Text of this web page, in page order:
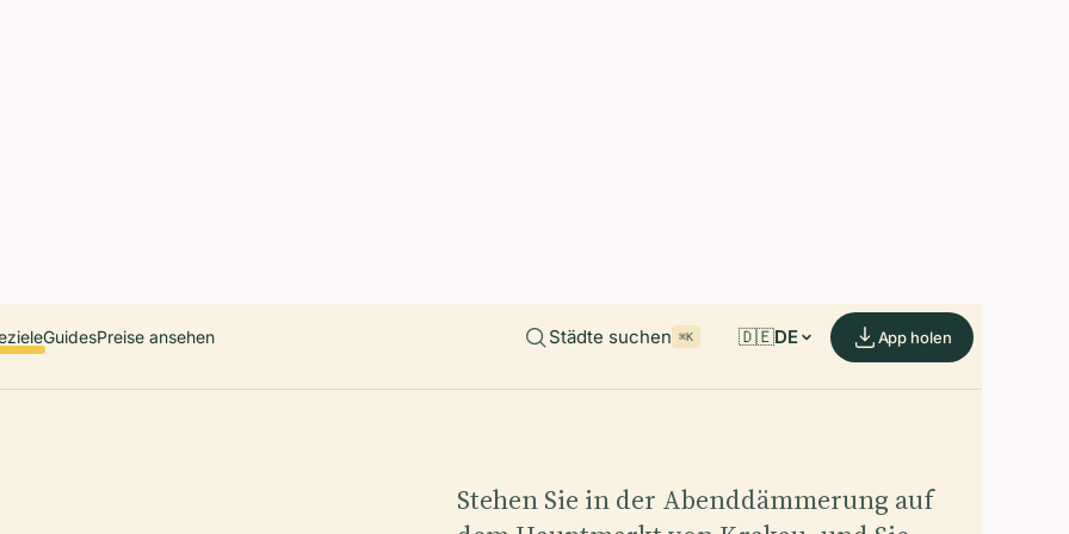
GuidesPreise ansehen Städte suchen ⌘K 🇩🇪DE App holen
Stehen Sie in der Abenddämmerung auf